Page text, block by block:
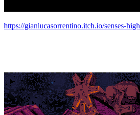
https://gianlucasorrentino.itch.io/senses-high